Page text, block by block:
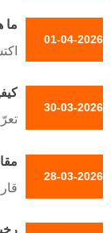
01-04-2026
ما
رقم
30-03-2026
28-03-2026
في